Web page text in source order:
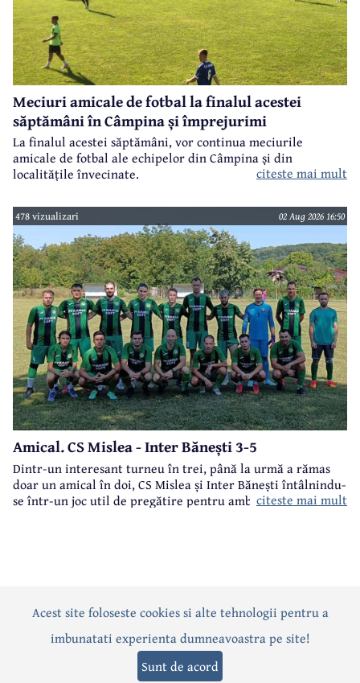
Meciuri amicale de fotbal la finalul acestei
săptămâni în Câmpina și împrejurimi
La finalul acestei săptămâni, vor continua meciurile
amicale de fotbal ale echipelor din Câmpina și din
localitățile învecinate.
citeste mai mult
478 vizualizari 02 Aug 2026 16:50
Amical. CS Mislea - Inter Bănești 3-5
Dintr-un interesant turneu în trei, până la urmă a rămas
doar un amical în doi, CS Mislea și Inter Bănești întâlnindu-
se într-un joc util de pregătire pentru ambele formații.
citeste mai mult
ActualitatePoliticăSocialEvenimentInterviuri
Editorial Sport Anunțuri
Acest site foloseste cookies si alte tehnologii pentru a
imbunatati experienta dumneavoastra pe site!
Sunt de acord